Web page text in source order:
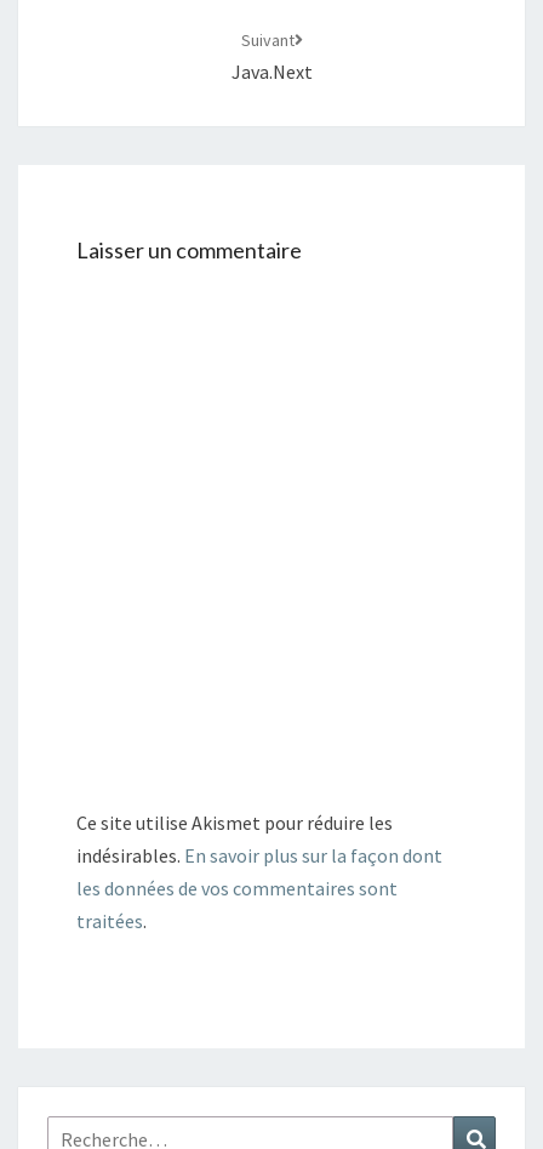
Suivant
Java.Next
Laisser un commentaire
Ce site utilise Akismet pour réduire les
indésirables. En savoir plus sur la façon dont
les données de vos commentaires sont
traitées.
Rechercher :